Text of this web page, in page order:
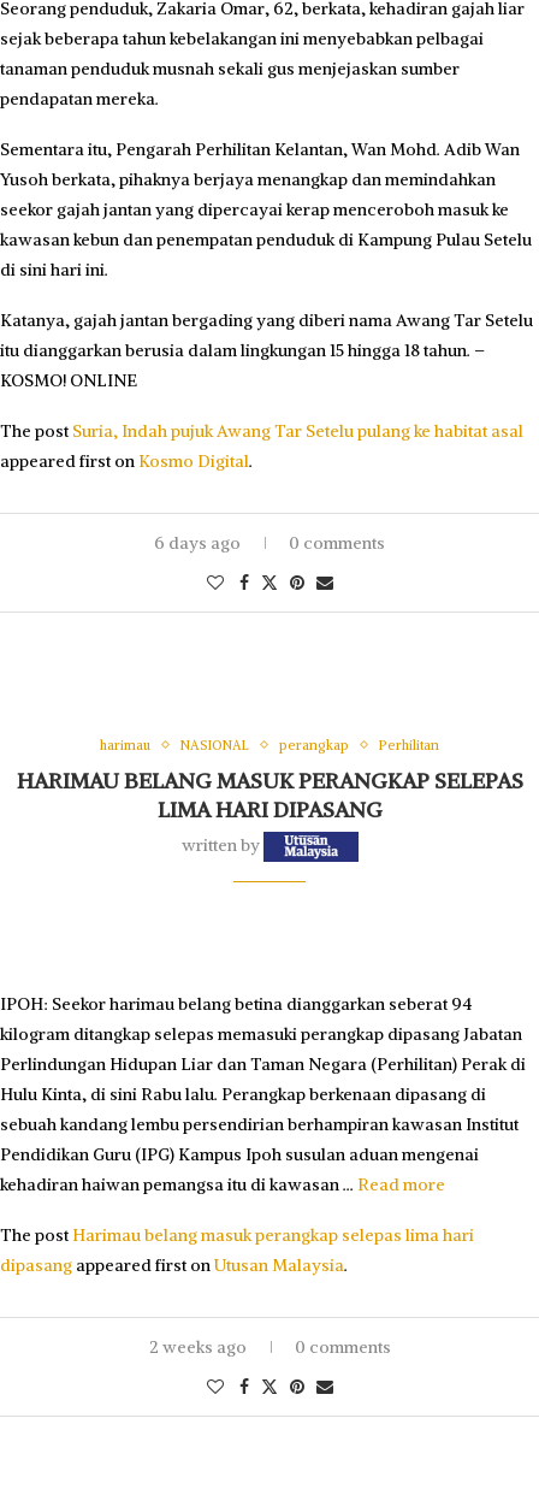
Seorang penduduk, Zakaria Omar, 62, berkata, kehadiran gajah liar
sejak beberapa tahun kebelakangan ini menyebabkan pelbagai
tanaman penduduk musnah sekali gus menjejaskan sumber
pendapatan mereka.
Sementara itu, Pengarah Perhilitan Kelantan, Wan Mohd. Adib Wan
Yusoh berkata, pihaknya berjaya menangkap dan memindahkan
seekor gajah jantan yang dipercayai kerap menceroboh masuk ke
kawasan kebun dan penempatan penduduk di Kampung Pulau Setelu
di sini hari ini.
Katanya, gajah jantan bergading yang diberi nama Awang Tar Setelu
itu dianggarkan berusia dalam lingkungan 15 hingga 18 tahun. –
KOSMO! ONLINE
The postSuria, Indah pujuk Awang Tar Setelu pulang ke habitat asal
appeared first on Kosmo Digital.
6 days ago 0 comments
harimau NASIONAL perangkap Perhilitan
HARIMAU BELANG MASUK PERANGKAP SELEPAS
LIMA HARI DIPASANG
written by
IPOH: Seekor harimau belang betina dianggarkan seberat 94
kilogram ditangkap selepas memasuki perangkap dipasang Jabatan
Perlindungan Hidupan Liar dan Taman Negara (Perhilitan) Perak di
Hulu Kinta, di sini Rabu lalu. Perangkap berkenaan dipasang di
sebuah kandang lembu persendirian berhampiran kawasan Institut
Pendidikan Guru (IPG) Kampus Ipoh susulan aduan mengenai
kehadiran haiwan pemangsa itu di kawasan … Read more
The postHarimau belang masuk perangkap selepas lima hari
dipasang appeared first onUtusan Malaysia.
2 weeks ago 0 comments